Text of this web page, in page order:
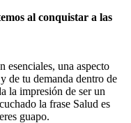
al conquistar a las
esenciales, una aspecto
de tu demanda dentro de
la impresión de ser un
la frase Salud es
guapo.